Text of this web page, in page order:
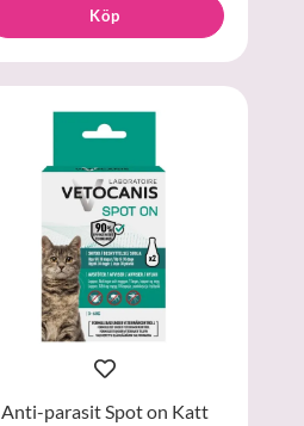
Köp
Anti-parasit Spot on Katt